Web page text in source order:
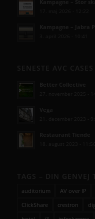
auditorium AV over IP
ClickShare
crestron